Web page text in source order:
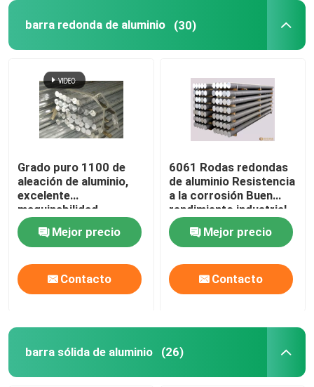
Tubo de aluminio hueco
Tubos redondos de aluminio
tubo cuadrado de aluminio
barra redonda de aluminio (30)
Grado puro 1100 de
aleación de aluminio,
excelente
maquinabilidad,
resistencia de
mantenimiento
Mejor precio
Contacto
6061 Rodas redondas
de aluminio Resistencia
a la corrosión Buen
rendimiento industrial
Mejor precio
Contacto
barra sólida de aluminio (26)